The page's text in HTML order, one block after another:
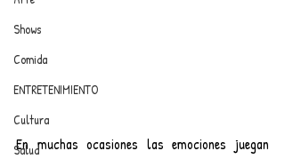
dinamicaseltrendytop@gmail.com
Shows
Comida
ENTRETENIMIENTO
Cultura
Salud
En muchas ocasiones las emociones juegan